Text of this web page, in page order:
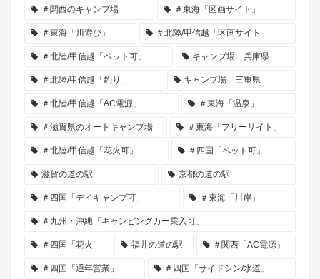
＃関西のキャンプ場 ＃東海「区画サイト」
＃東海「川遊び」 ＃北陸/甲信越「区画サイト」
＃北陸/甲信越「ペット可」 キャンプ場 兵庫県
＃北陸/甲信越「釣り」 キャンプ場 三重県
＃北陸/甲信越「AC電源」 ＃東海「温泉」
＃滋賀県のオートキャンプ場 ＃東海「フリーサイト」
＃北陸/甲信越「花火可」 ＃四国「ペット可」
滋賀の道の駅 京都の道の駅
＃四国「デイキャンプ可」 ＃東海「川岸」
＃九州・沖縄「キャンピングカー乗入可」
＃四国「花火」 福井の道の駅 ＃関西「AC電源」
＃四国「通年営業」 ＃四国「サイドシン/水道」